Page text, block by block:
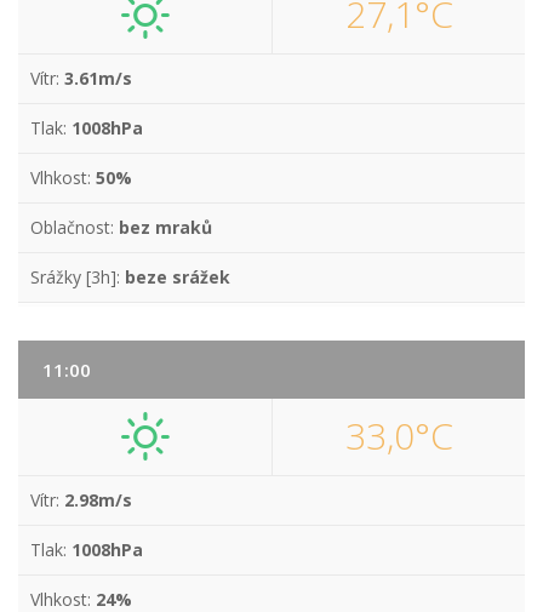
27,1°C
Vítr: 3.61m/s
Tlak: 1008hPa
Vlhkost: 50%
Oblačnost: bez mraků
Srážky [3h]: beze srážek
11:00
33,0°C
Vítr: 2.98m/s
Tlak: 1008hPa
Vlhkost: 24%